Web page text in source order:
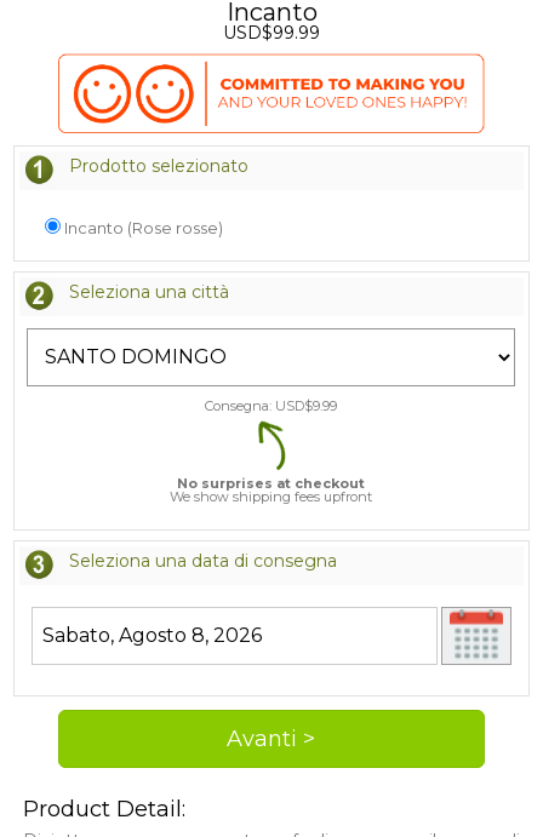
Incanto
USD$99.99
Prodotto selezionato
Incanto (Rose rosse)
Seleziona una città
Consegna: USD$9.99
No surprises at checkout
We show shipping fees upfront
Seleziona una data di consegna
Product Detail: